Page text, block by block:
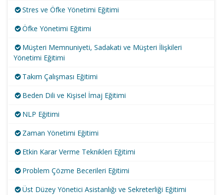
Stres ve Öfke Yönetimi Eğitimi
Öfke Yönetimi Eğitimi
Müşteri Memnuniyeti, Sadakati ve Müşteri İlişkileri
Yönetimi Eğitimi
Takım Çalışması Eğitimi
Beden Dili ve Kişisel İmaj Eğitimi
NLP Eğitimi
Zaman Yönetimi Eğitimi
Etkin Karar Verme Teknikleri Eğitimi
Problem Çözme Becerileri Eğitimi
Üst Düzey Yönetici Asistanlığı ve Sekreterliği Eğitimi